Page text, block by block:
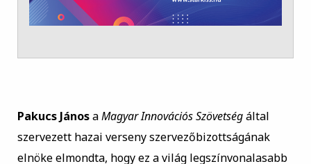
Pakucs JánosaMagyar Innovációs Szövetségáltal
szervezett hazai verseny szervezőbizottságának
elnöke elmondta, hogy ez a világ legszínvonalasabb